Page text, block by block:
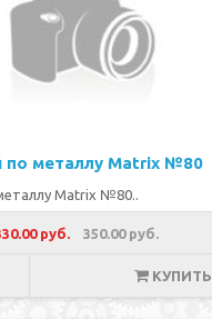
по металлу Matrix №80
Matrix №80..
руб. 350.00 руб.
КУПИТЬ